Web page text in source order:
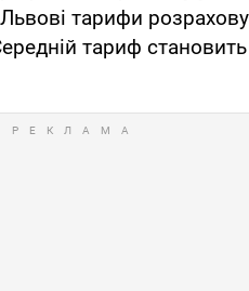
тарифи
тариф